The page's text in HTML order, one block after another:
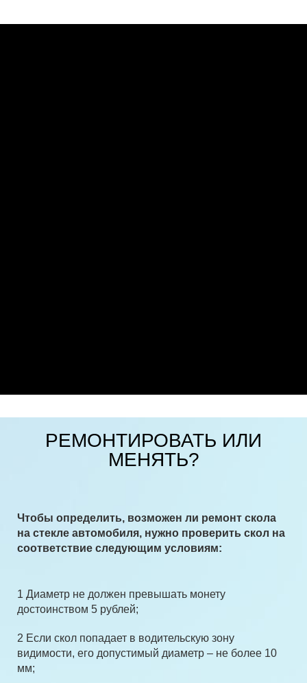
РЕМОНТИРОВАТЬ ИЛИ
МЕНЯТЬ?
Чтобы определить, возможен ли ремонт скола
на стекле автомобиля, нужно проверить скол на
соответствие следующим условиям:
1 Диаметр не должен превышать монету
достоинством 5 рублей;
2 Если скол попадает в водительскую зону
видимости, его допустимый диаметр – не более 10
мм;